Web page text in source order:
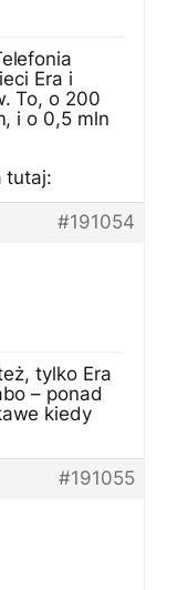
Era i
To, o 200
i o 0,5 mln
tutaj:
#191054
tylko Era
– ponad
kiedy
#191055